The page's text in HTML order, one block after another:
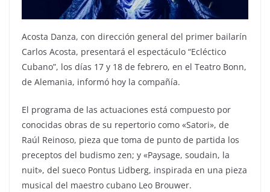
Acosta Danza, con dirección general del primer bailarín
Carlos Acosta, presentará el espectáculo “Ecléctico
Cubano”, los días 17 y 18 de febrero, en el Teatro Bonn,
de Alemania, informó hoy la compañía.
El programa de las actuaciones está compuesto por
conocidas obras de su repertorio como «Satori», de
Raúl Reinoso, pieza que toma de punto de partida los
preceptos del budismo zen; y «Paysage, soudain, la
nuit», del sueco Pontus Lidberg, inspirada en una pieza
musical del maestro cubano Leo Brouwer.